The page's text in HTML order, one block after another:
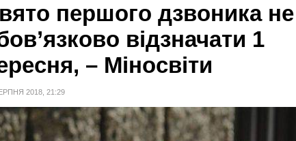
першого дзвоника не
відзначати 1
– Міносвіти
2018, 21:29